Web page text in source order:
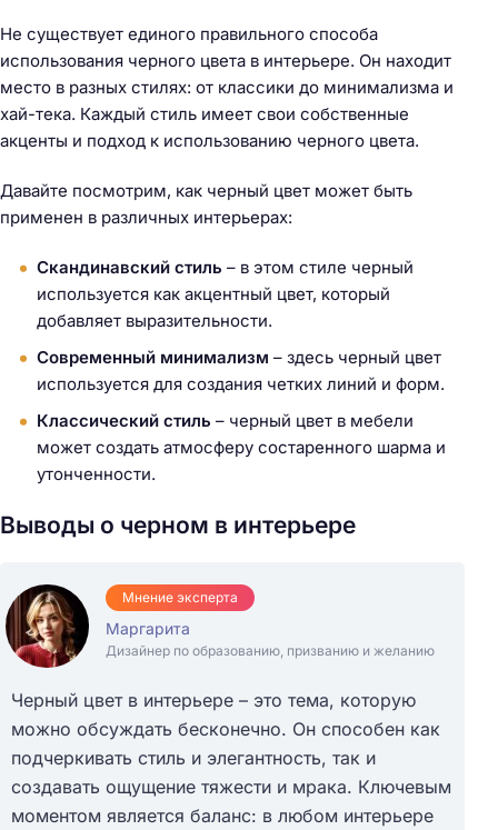
Не существует единого правильного способа
использования черного цвета в интерьере. Он находит
место в разных стилях: от классики до минимализма и
хай-тека. Каждый стиль имеет свои собственные
акценты и подход к использованию черного цвета.
Давайте посмотрим, как черный цвет может быть
применен в различных интерьерах:
Скандинавский стиль – в этом стиле черный
используется как акцентный цвет, который
добавляет выразительности.
Современный минимализм – здесь черный цвет
используется для создания четких линий и форм.
Классический стиль – черный цвет в мебели
может создать атмосферу состаренного шарма и
утонченности.
Выводы о черном в интерьере
Мнение эксперта
Маргарита
Дизайнер по образованию, призванию и желанию
Черный цвет в интерьере – это тема, которую
можно обсуждать бесконечно. Он способен как
подчеркивать стиль и элегантность, так и
создавать ощущение тяжести и мрака. Ключевым
моментом является баланс: в любом интерьере
а
й
и